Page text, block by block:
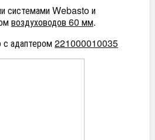
системами Webasto и
воздуховодов 60 мм.
с адаптером221000010035